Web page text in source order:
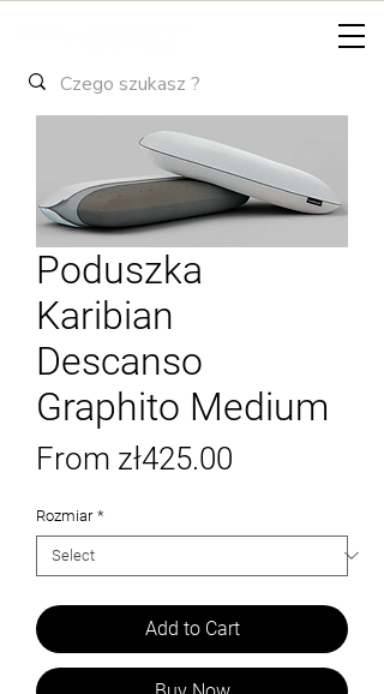
Poduszka
Karibian
Descanso
Graphito Medium
From zł425.00
Rozmiar *
Add to Cart